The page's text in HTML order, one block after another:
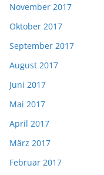
November 2017
Oktober 2017
September 2017
August 2017
Juni 2017
Mai 2017
April 2017
März 2017
Februar 2017